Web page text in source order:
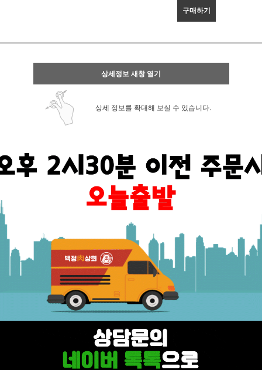
구매하기
상세정보 새창 열기
상세 정보를 확대해 보실 수 있습니다.